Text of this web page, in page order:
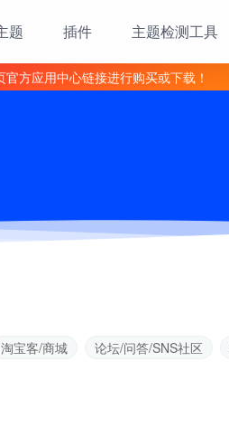
题 插件 主题检测工具
方应用中心链接进行购买或下载！
淘宝客/商城 论坛/问答/SNS社区